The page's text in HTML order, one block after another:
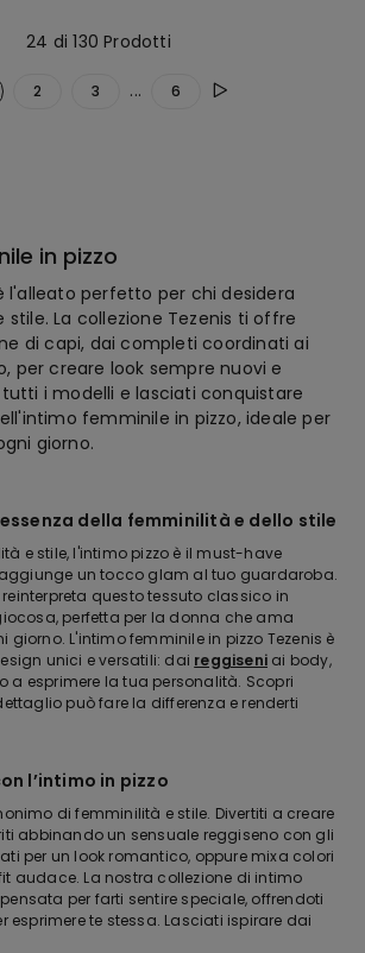
24 di 130 Prodotti
2 3 ... 6
in pizzo
l'alleato perfetto per chi desidera
stile. La collezione Tezenis ti offre
di capi, dai completi coordinati ai
per creare look sempre nuovi e
i modelli e lasciati conquistare
femminile in pizzo, ideale per
giorno.
della femminilità e dello stile
e stile, l'intimo pizzo è il must-have
un tocco glam al tuo guardaroba.
questo tessuto classico in
perfetta per la donna che ama
giorno. L'intimo femminile in pizzo Tezenis è
unici e versatili: dai reggiseni ai body,
a esprimere la tua personalità. Scopri
può fare la differenza e renderti
l’intimo in pizzo
di femminilità e stile. Divertiti a creare
abbinando un sensuale reggiseno con gli
per un look romantico, oppure mixa colori
audace. La nostra collezione di intimo
per farti sentire speciale, offrendoti
esprimere te stessa. Lasciati ispirare dai